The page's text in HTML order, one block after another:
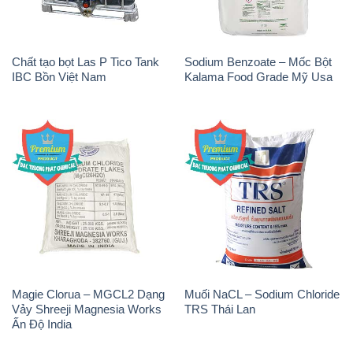
Chất tạo bọt Las P Tico Tank
IBC Bồn Việt Nam
Sodium Benzoate – Mốc Bột
Kalama Food Grade Mỹ Usa
Magie Clorua – MGCL2 Dạng
Vảy Shreeji Magnesia Works
Ấn Độ India
Muối NaCL – Sodium Chloride
TRS Thái Lan